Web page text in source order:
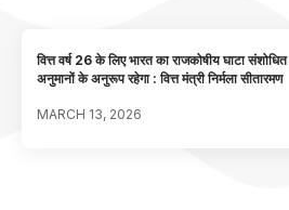
वित्त वर्ष 26 के लिए भारत का राजकोषीय घाटा संशोधित
अनुमानों के अनुरूप रहेगा : वित्त मंत्री निर्मला सीतारमण
MARCH 13, 2026